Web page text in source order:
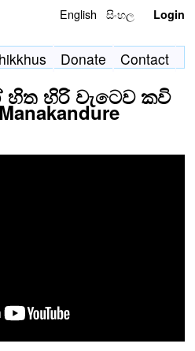
English සිංහල Login
Donate Contact
හිත හිරි වැටෙව කවි